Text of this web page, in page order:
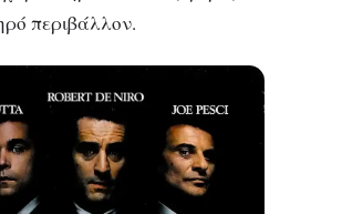
περιβάλλον.